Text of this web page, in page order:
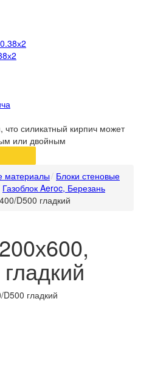
силикатный кирпич может
или двойным
материалы Блоки стеновые
Газоблок Aeroc, Березань
D500 гладкий